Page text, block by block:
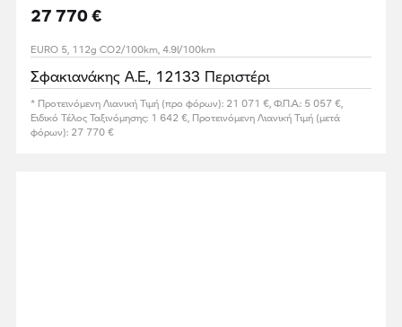
27 770 €
EURO 5, 112g CO2/100km, 4.9l/100km
Σφακιανάκης Α.Ε., 12133 Περιστέρι
* Προτεινόμενη Λιανική Τιμή (προ φόρων): 21 071 €, Φ.Π.Α.: 5 057 €,
Ειδικό Τέλος Ταξινόμησης: 1 642 €, Προτεινόμενη Λιανική Τιμή (μετά
φόρων): 27 770 €